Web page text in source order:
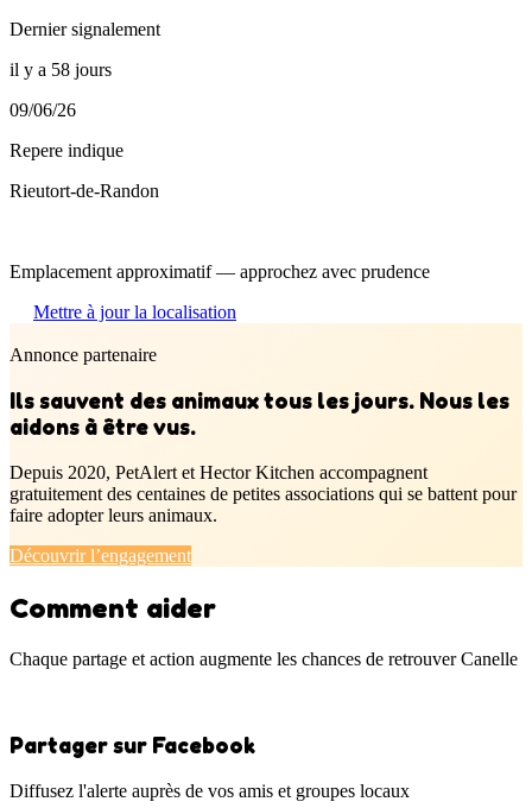
Dernier signalement
il y a 58 jours
09/06/26
Repere indique
Rieutort-de-Randon
Emplacement approximatif — approchez avec prudence
Mettre à jour la localisation
Annonce partenaire
Ils sauvent des animaux tous les jours. Nous les
aidons à être vus.
Depuis 2020, PetAlert et Hector Kitchen accompagnent
gratuitement des centaines de petites associations qui se battent pour
faire adopter leurs animaux.
Découvrir l’engagement
Comment aider
Chaque partage et action augmente les chances de retrouver Canelle
Partager sur Facebook
Diffusez l'alerte auprès de vos amis et groupes locaux